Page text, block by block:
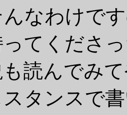
なわけで
てくださ
読んでみ
タンスで